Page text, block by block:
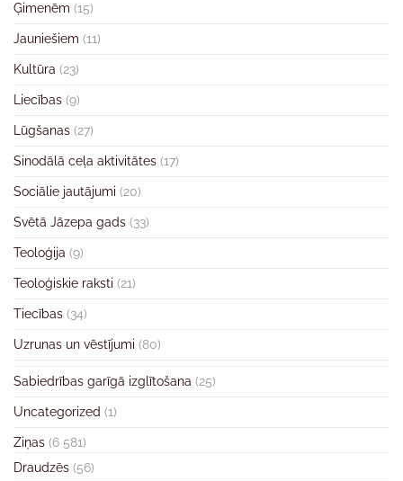
Ģimenēm (15)
Jauniešiem (11)
Kultūra (23)
Liecības (9)
Lūgšanas (27)
Sinodālā ceļa aktivitātes (17)
Sociālie jautājumi (20)
Svētā Jāzepa gads (33)
Teoloģija (9)
Teoloģiskie raksti (21)
Tiecības (34)
Uzrunas un vēstījumi (80)
Sabiedrības garīgā izglītošana (25)
Uncategorized (1)
Ziņas (6 581)
Draudzēs (56)